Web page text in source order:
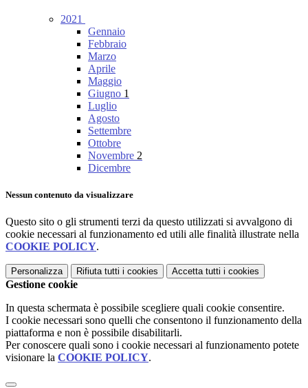
2021
Gennaio
Febbraio
Marzo
Aprile
Maggio
Giugno 1
Luglio
Agosto
Settembre
Ottobre
Novembre 2
Dicembre
Nessun contenuto da visualizzare
Questo sito o gli strumenti terzi da questo utilizzati si avvalgono di
cookie necessari al funzionamento ed utili alle finalità illustrate nella
COOKIE POLICY.
Personalizza Rifiuta tutti i cookies Accetta tutti i cookies
Gestione cookie
In questa schermata è possibile scegliere quali cookie consentire.
I cookie necessari sono quelli che consentono il funzionamento della
piattaforma e non è possibile disabilitarli.
Per conoscere quali sono i cookie necessari al funzionamento potete
visionare la COOKIE POLICY.